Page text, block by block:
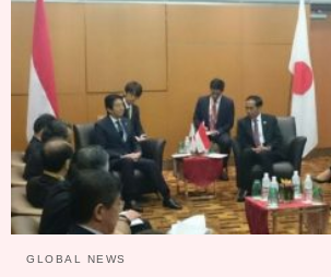
GLOBAL NEWS